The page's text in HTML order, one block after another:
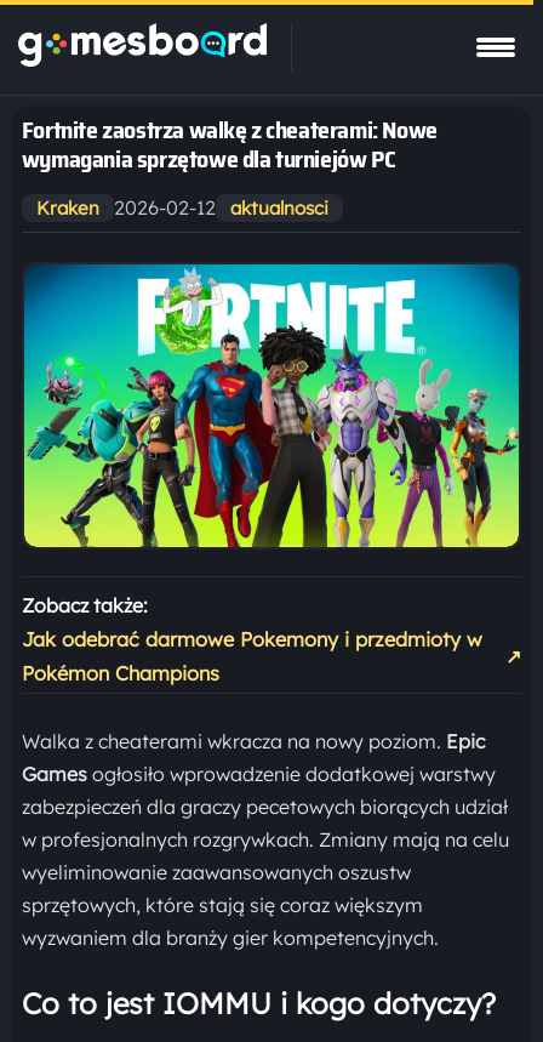
Fortnite zaostrza walkę z cheaterami: Nowe
wymagania sprzętowe dla turniejów PC
Kraken 2026-02-12 aktualnosci
Zobacz także:
Jak odebrać darmowe Pokemony i przedmioty w
Pokémon Champions
↗
Walka z cheaterami wkracza na nowy poziom. Epic
Games ogłosiło wprowadzenie dodatkowej warstwy
zabezpieczeń dla graczy pecetowych biorących udział
w profesjonalnych rozgrywkach. Zmiany mają na celu
wyeliminowanie zaawansowanych oszustw
sprzętowych, które stają się coraz większym
wyzwaniem dla branży gier kompetencyjnych.
Co to jest IOMMU i kogo dotyczy?